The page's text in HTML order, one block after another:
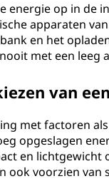
energie op in de
apparaten
en het
met een leeg
van
met factoren
opgeslagen
en
ook voorzien van